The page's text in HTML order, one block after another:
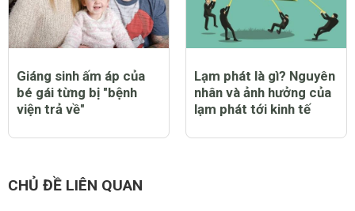
Giáng sinh ấm áp của
bé gái từng bị "bệnh
viện trả về"
Lạm phát là gì? Nguyên
nhân và ảnh hưởng của
lạm phát tới kinh tế
CHỦ ĐỀ LIÊN QUAN